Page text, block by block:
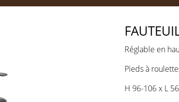
Réglable en
Pieds à
H 96-106 x L